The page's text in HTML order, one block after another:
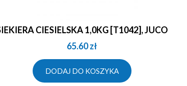
SIEKIERA CIESIELSKA 1,0KG [T1042], JUCO
65.60zł
DODAJ DO KOSZYKA